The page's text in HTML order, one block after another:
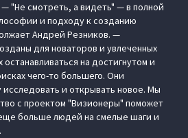
"Не смотреть, а видеть" — в полной
и подходу к созданию
Андрей Резников. —
для новаторов и увлеченных
на достигнутом и
чего-то большего. Они
и открывать новое. Мы
с проектом "Визионеры" поможет
больше людей на смелые шаги и